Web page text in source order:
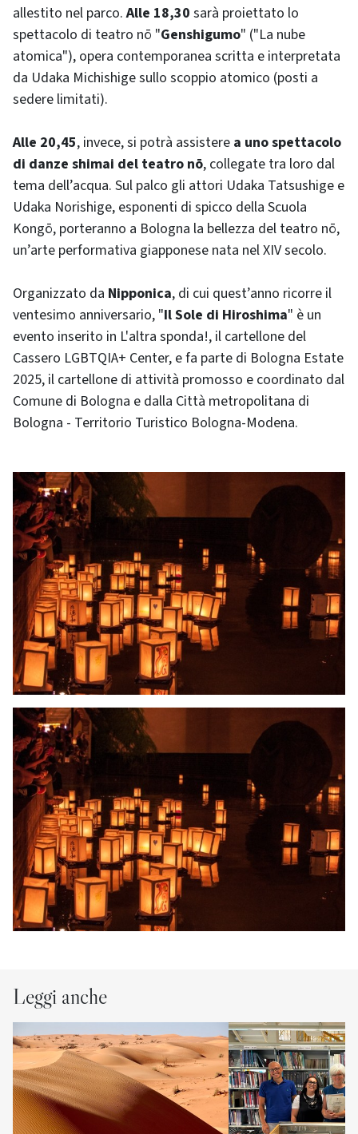
allestito nel parco.Alle 18,30 sarà proiettato lo
spettacolo di teatro nō "Genshigumo" ("La nube
atomica"), opera contemporanea scritta e interpretata
da Udaka Michishige sullo scoppio atomico (posti a
sedere limitati).
Alle 20,45, invece, si potrà assistere a uno spettacolo
di danze shimai del teatro nō, collegate tra loro dal
tema dell’acqua. Sul palco gli attori Udaka Tatsushige e
Udaka Norishige, esponenti di spicco della Scuola
Kongō, porteranno a Bologna la bellezza del teatro nō,
un’arte performativa giapponese nata nel XIV secolo.
Organizzato da Nipponica, di cui quest’anno ricorre il
ventesimo anniversario, "Il Sole di Hiroshima" è un
evento inserito in L'altra sponda!, il cartellone del
Cassero LGBTQIA+ Center, e fa parte di Bologna Estate
2025, il cartellone di attività promosso e coordinato dal
Comune di Bologna e dalla Città metropolitana di
Bologna - Territorio Turistico Bologna-Modena.
Leggi anche